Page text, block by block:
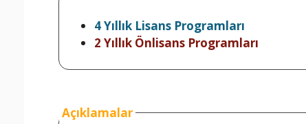
4 Yıllık Lisans Programları
2 Yıllık Önlisans Programları
Açıklamalar